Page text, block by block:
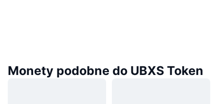
Monety podobne do UBXS Token